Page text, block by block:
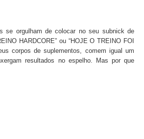
se orgulham de colocar no seu subnick de
HARDCORE” ou “HOJE O TREINO FOI
corpos de suplementos, comem igual um
resultados no espelho. Mas por que